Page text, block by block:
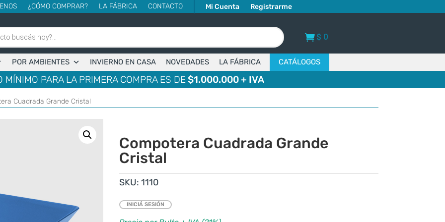
¿CÓMO COMPRAR? LA FÁBRICA CONTACTO Mi Cuenta Registrarme
$ 0
POR AMBIENTES INVIERNO EN CASA NOVEDADES LA FÁBRICA CATÁLOGOS
MÍNIMO PARA LA PRIMERA COMPRA ES DE$1.000.000 + IVA
Cuadrada Grande Cristal
Compotera Cuadrada Grande
Cristal
SKU:1110
INICIÁ SESIÓN